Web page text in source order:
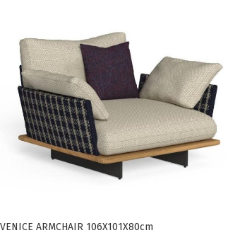
VENICE ARMCHAIR 106X101X80cm